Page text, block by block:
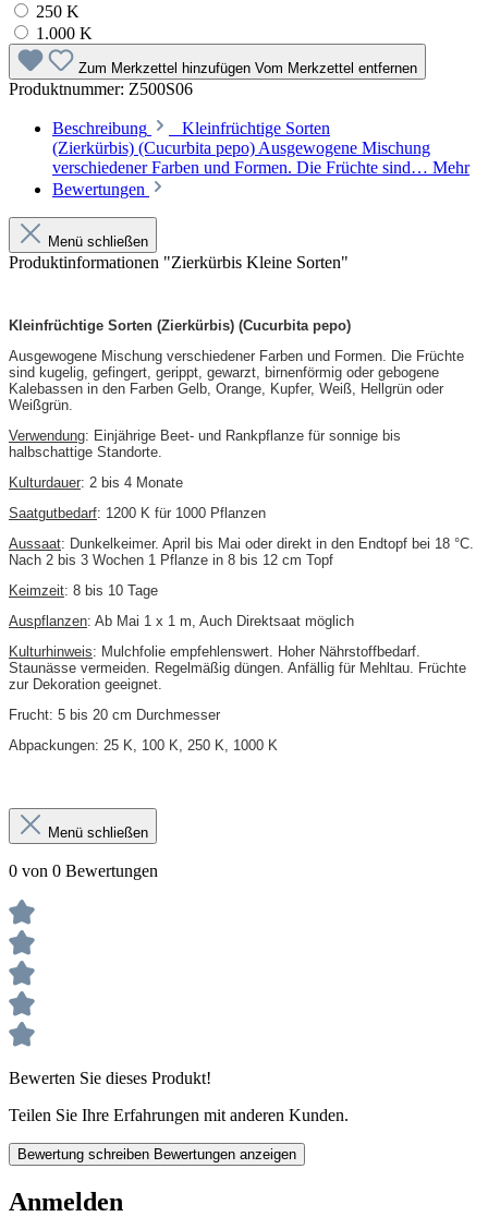
250 K
1.000 K
Zum Merkzettel hinzufügen Vom Merkzettel entfernen
Produktnummer: Z500S06
Beschreibung
Kleinfrüchtige Sorten
(Zierkürbis) (Cucurbita pepo) Ausgewogene Mischung
verschiedener Farben und Formen. Die Früchte sind… Mehr
Bewertungen
Menü schließen
Produktinformationen "Zierkürbis Kleine Sorten"
Kleinfrüchtige Sorten (Zierkürbis) (Cucurbita pepo)
Ausgewogene Mischung verschiedener Farben und Formen. Die Früchte
sind kugelig, gefingert, gerippt, gewarzt, birnenförmig oder gebogene
Kalebassen in den Farben Gelb, Orange, Kupfer, Weiß, Hellgrün oder
Weißgrün.
Verwendung: Einjährige Beet- und Rankpflanze für sonnige bis
halbschattige Standorte.
Kulturdauer: 2 bis 4 Monate
Saatgutbedarf: 1200 K für 1000 Pflanzen
Aussaat: Dunkelkeimer. April bis Mai oder direkt in den Endtopf bei 18 °C.
Nach 2 bis 3 Wochen 1 Pflanze in 8 bis 12 cm Topf
Keimzeit: 8 bis 10 Tage
Auspflanzen: Ab Mai 1 x 1 m, Auch Direktsaat möglich
Kulturhinweis: Mulchfolie empfehlenswert. Hoher Nährstoffbedarf.
Staunässe vermeiden. Regelmäßig düngen. Anfällig für Mehltau. Früchte
zur Dekoration geeignet.
Frucht: 5 bis 20 cm Durchmesser
Abpackungen: 25 K, 100 K, 250 K, 1000 K
Menü schließen
0 von 0 Bewertungen
Bewerten Sie dieses Produkt!
Teilen Sie Ihre Erfahrungen mit anderen Kunden.
Bewertung schreiben Bewertungen anzeigen
Anmelden